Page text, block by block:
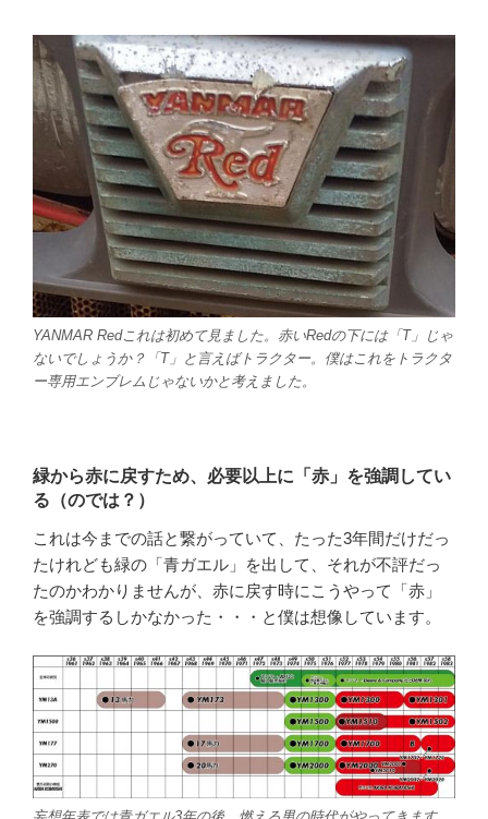
YANMAR Redこれは初めて見ました。赤いRedの下には「T」じゃ
ないでしょうか？「T」と言えばトラクター。僕はこれをトラクタ
ー専用エンブレムじゃないかと考えました。
緑から赤に戻すため、必要以上に「赤」を強調してい
る（のでは？）
これは今までの話と繋がっていて、たった3年間だけだっ
たけれども緑の「青ガエル」を出して、それが不評だっ
たのかわかりませんが、赤に戻す時にこうやって「赤」
を強調するしかなかった・・・と僕は想像しています。